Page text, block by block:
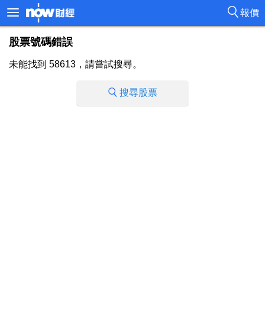
報價
股票號碼錯誤
未能找到 58613，請嘗試搜尋。
搜尋股票